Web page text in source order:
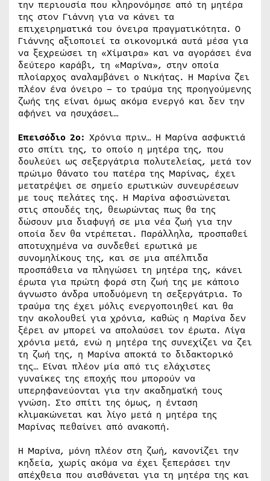
την περιουσία που κληρονόμησε από τη μητέρα
της στον Γιάννη για να κάνει τα
επιχειρηματικά του όνειρα πραγματικότητα. Ο
Γιάννης αξιοποιεί τα οικονομικά αυτά μέσα για
να ξεχρεώσει τη «Χίμαιρα» και να αγοράσει ένα
δεύτερο καράβι, τη «Μαρίνα», στην οποία
πλοίαρχος αναλαμβάνει ο Νικήτας. Η Μαρίνα ζει
πλέον ένα όνειρο – το τραύμα της προηγούμενης
ζωής της είναι όμως ακόμα ενεργό και δεν την
αφήνει να ησυχάσει…
Επεισόδιο 2ο: Χρόνια πριν… Η Μαρίνα ασφυκτιά
στο σπίτι της, το οποίο η μητέρα της, που
δουλεύει ως σεξεργάτρια πολυτελείας, μετά τον
πρώιμο θάνατο του πατέρα της Μαρίνας, έχει
μετατρέψει σε σημείο ερωτικών συνευρέσεων
με τους πελάτες της. Η Μαρίνα αφοσιώνεται
στις σπουδές της, θεωρώντας πως θα της
δώσουν μια διαφυγή σε μια νέα ζωή για την
οποία δεν θα ντρέπεται. Παράλληλα, προσπαθεί
αποτυχημένα να συνδεθεί ερωτικά με
συνομηλίκους της, και σε μια απέλπιδα
προσπάθεια να πληγώσει τη μητέρα της, κάνει
έρωτα για πρώτη φορά στη ζωή της με κάποιο
άγνωστο άνδρα υποδυόμενη τη σεξεργάτρια. Το
τραύμα της έχει μόλις ενεργοποιηθεί και θα
την ακολουθεί για χρόνια, καθώς η Μαρίνα δεν
ξέρει αν μπορεί να απολαύσει τον έρωτα. Λίγα
χρόνια μετά, ενώ η μητέρα της συνεχίζει να ζει
τη ζωή της, η Μαρίνα αποκτά το διδακτορικό
της… Είναι πλέον μία από τις ελάχιστες
γυναίκες της εποχής που μπορούν να
υπερηφανεύονται για την ακαδημαϊκή τους
γνώση. Στο σπίτι της όμως, η ένταση
κλιμακώνεται και λίγο μετά η μητέρα της
Μαρίνας πεθαίνει από ανακοπή.
Η Μαρίνα, μόνη πλέον στη ζωή, κανονίζει την
κηδεία, χωρίς ακόμα να έχει ξεπεράσει την
απέχθεια που αισθάνεται για τη μητέρα της και